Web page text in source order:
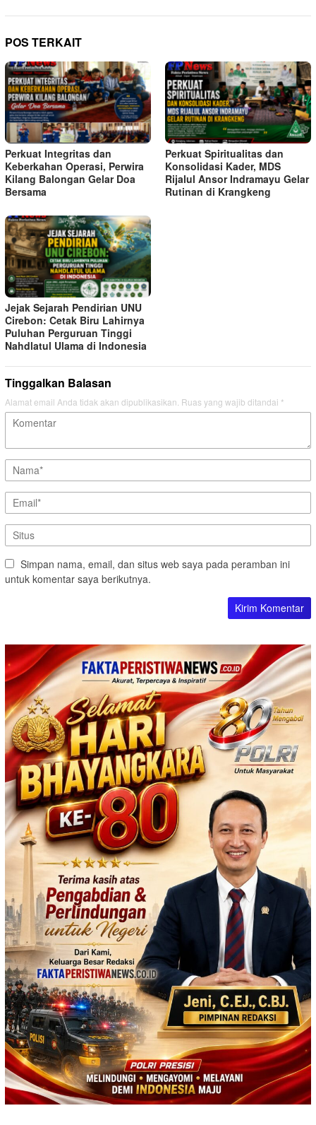
POS TERKAIT
Perkuat Integritas dan
Keberkahan Operasi, Perwira
Kilang Balongan Gelar Doa
Bersama
Perkuat Spiritualitas dan
Konsolidasi Kader, MDS
Rijalul Ansor Indramayu Gelar
Rutinan di Krangkeng
Jejak Sejarah Pendirian UNU
Cirebon: Cetak Biru Lahirnya
Puluhan Perguruan Tinggi
Nahdlatul Ulama di Indonesia
Tinggalkan Balasan
Alamat email Anda tidak akan dipublikasikan. Ruas yang wajib ditandai *
Simpan nama, email, dan situs web saya pada peramban ini
untuk komentar saya berikutnya.